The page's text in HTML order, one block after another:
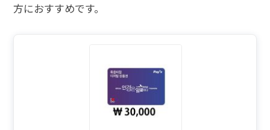
方におすすめです。